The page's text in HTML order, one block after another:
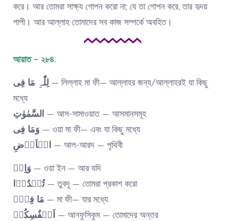
করে। আর তোমরা সাক্ষ্য গোপন করো না; যে তা গোপন করে, তার হৃদয়
পাপী। আর আল্লাহ তোমাদের সব কাজ সম্পর্কে অবহিত।
আয়াত – ২৮৪:
لِلّٰہِ مَا فِی
— লিল্লাহ মা ফী— আল্লাহর জন্য/আল্লাহরই যা কিছু
মধ্যে
السَّمٰوٰتِ — আস-সামাওয়াত — আসমানসমূহ
وَمَا فِی
— ওয়া মা ফী— এবং যা কিছু মধ্যে
الۡاَرۡضِ — আল-আরদ — পৃথিবী
وَاِنۡ — ওয়া ইন — আর যদি
تُبۡدُوۡا— তুবদূ — তোমরা প্রকাশ করো
مَا فِیۡۤ
— মা ফী— যার মধ্যে
اَنۡفُسِکُمۡ — আনফুসিকুম — তোমাদের অন্তর